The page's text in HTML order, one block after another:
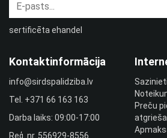
Kontaktinformācija
info@sirdspalidziba.lv
Tel. +371 66 163 163​
Darba laiks: 09:00-17:00
Reģ. nr. 556929-8556
Preču
sertificēta ehandel